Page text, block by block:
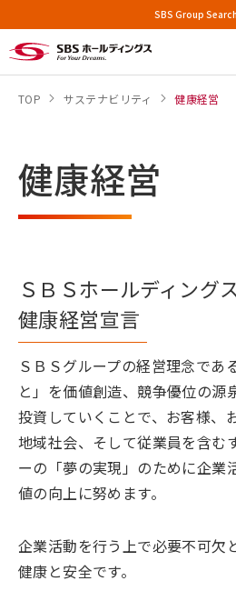
SBS Group Search
TOP サステナビリティ 健康経営
健康経営
ＳＢＳホールディング
健康経営宣言
ＳＢＳグループの経営理念であ
と」を価値創造、競争優位の源
投資していくことで、お客様、
地域社会、そして従業員を含む
ーの「夢の実現」のために企業
値の向上に努めます。
企業活動を行う上で必要不可欠
健康と安全です。